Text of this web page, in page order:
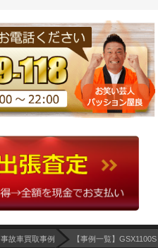
事故車買取事例 【事例一覧】GSX1100S